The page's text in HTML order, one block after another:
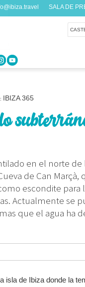
SALA DE
de visitarnos
: IBIZA 365
en el norte de
de Can Marçà,
escondite para
Actualmente se
que el agua ha
isla de Ibiza donde la